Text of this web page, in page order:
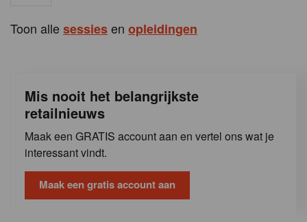
Toon allesessiesen opleidingen
Mis nooit het belangrijkste
retailnieuws
Maak een GRATIS account aan en vertel ons wat je
interessant vindt.
Maak een gratis account aan